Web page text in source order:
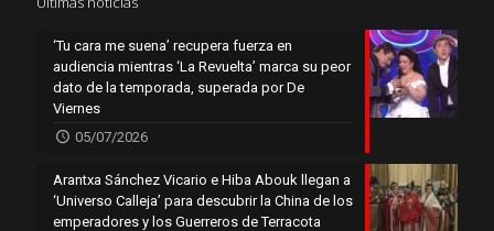
‘Tu cara me suena’ recupera fuerza en
audiencia mientras ‘La Revuelta’ marca su peor
dato de la temporada, superada por De
Viernes
05/07/2026
Arantxa Sánchez Vicario e Hiba Abouk llegan a
‘Universo Calleja’ para descubrir la China de los
emperadores y los Guerreros de Terracota